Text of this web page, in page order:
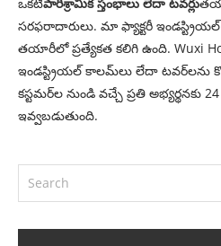
సరఫరాదారులు. మా ఫ్యాక్టరీ
తయారీలో ప్రత్యేకత కలిగి ఉంది. Wuxi
ఇండస్ట్రియల్ కాలమ్‌లు లేదా టవర్‌లను
కస్టమర్‌ల నుండి వచ్చే ప్రతి అభ్యర్థనకు 24
ఇవ్వబడుతుంది.